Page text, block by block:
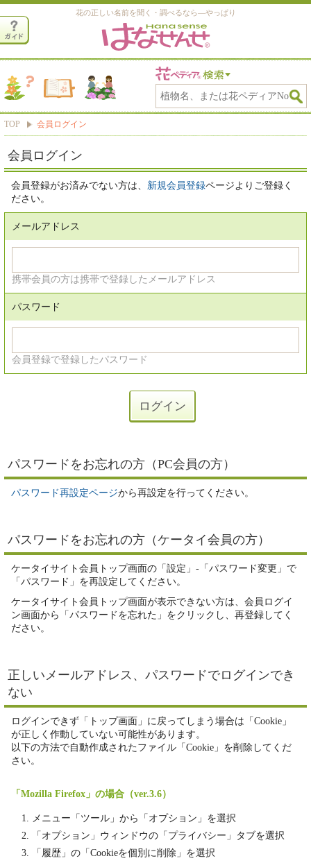
花の正しい名前を聞く・調べるなら―やっぱり
TOP 会員ログイン
会員ログイン
会員登録がお済みでない方は、 新規会員登録ページよりご登録く
ださい。
メールアドレス
携帯会員の方は携帯で登録したメールアドレス
パスワード
会員登録で登録したパスワード
パスワードをお忘れの方（PC会員の方）
パスワード再設定ページから再設定を行ってください。
パスワードをお忘れの方（ケータイ会員の方）
ケータイサイト会員トップ画面の「設定」-「パスワード変更」で
「パスワード」を再設定してください。
ケータイサイト会員トップ画面が表示できない方は、会員ログイ
ン画面から「パスワードを忘れた」をクリックし、再登録してく
ださい。
正しいメールアドレス、パスワードでログインでき
ない
ログインできず「トップ画面」に戻ってしまう場合は「Cookie」
が正しく作動していない可能性があります。
以下の方法で自動作成されたファイル「Cookie」を削除してくだ
さい。
「Mozilla Firefox」の場合（ver.3.6）
メニュー「ツール」から「オプション」を選択
「オプション」ウィンドウの「プライバシー」タブを選択
「履歴」の「Cookieを個別に削除」を選択